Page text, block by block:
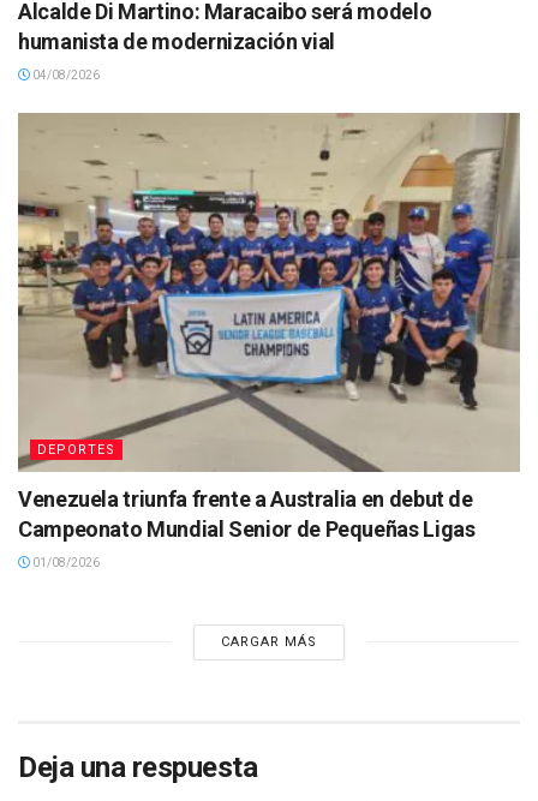
Alcalde Di Martino: Maracaibo será modelo
humanista de modernización vial
04/08/2026
DEPORTES
Venezuela triunfa frente a Australia en debut de
Campeonato Mundial Senior de Pequeñas Ligas
01/08/2026
CARGAR MÁS
Deja una respuesta